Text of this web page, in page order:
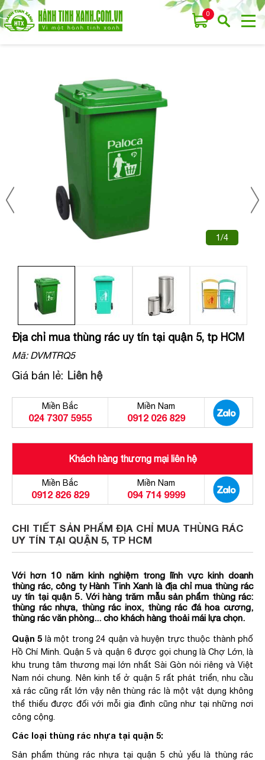
0
1/4
Địa chỉ mua thùng rác uy tín tại quận 5, tp HCM
Mã:DVMTRQ5
Giá bán lẻ: Liên hệ
Miền Bắc
024 7307 5955
Miền Nam
0912 026 829
Khách hàng thương mại liên hệ
Miền Bắc
0912 826 829
Miền Nam
094 714 9999
CHI TIẾT SẢN PHẨM ĐỊA CHỈ MUA THÙNG RÁC
UY TÍN TẠI QUẬN 5, TP HCM
Với hơn 10 năm kinh nghiệm trong lĩnh vực kinh doanh
thùng rác, công ty Hành Tinh Xanh là địa chỉ mua thùng rác
uy tín tại quận 5. Với hàng trăm mẫu sản phẩm thùng rác:
thùng rác nhựa, thùng rác inox, thùng rác đá hoa cương,
thùng rác văn phòng... cho khách hàng thoải mái lựa chọn.
Quận 5 là một trong 24 quận và huyện trực thuộc thành phố
Hồ Chí Minh. Quận 5 và quận 6 được gọi chung là Chợ Lớn, là
khu trung tâm thương mại lớn nhất Sài Gòn nói riêng và Việt
Nam nói chung. Nên kinh tế ở quận 5 rất phát triển, nhu cầu
xả rác cũng rất lớn vậy nên thùng rác là một vật dụng không
thể thiếu được đối với mỗi gia đình cũng như tại những nơi
công cộng.
Các loại thùng rác nhựa tại quận 5:
Sản phẩm thùng rác nhựa tại quận 5 chủ yếu là thùng rác